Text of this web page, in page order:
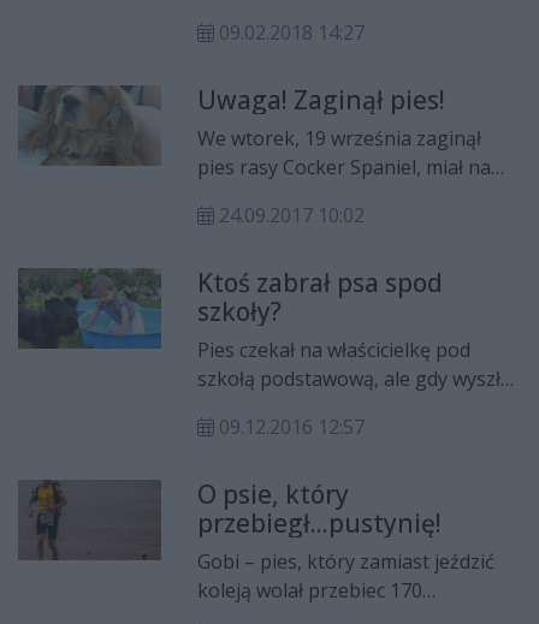
trafiają bezdomne zwierzęta, które
porzucone i nie ma możliwości
ustalenia ich właścicieli. Obecnie w
punkcie znajdują się 22 psy, które z
utęsknieniem czekają na nowe
domy stałe lub tymczasowe.
09.02.2018 14:27
Uwaga! Zaginął pies!
We wtorek, 19 września zaginął
pies rasy Cocker Spaniel, miał na
widziany był w okolicach
24.09.2017 10:02
Ktoś zabrał psa spod
szkoły?
Pies czekał na właścicielkę pod
szkołą podstawową, ale gdy wyszła
„Córki płaczą za psem” – napisała
dzieci.
09.12.2016 12:57
O psie, który
przebiegł...pustynię!
Gobi – pies, który zamiast jeździć
koleją wolał przebiec 170